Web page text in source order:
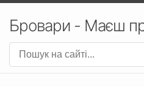
Бровари - Маєш